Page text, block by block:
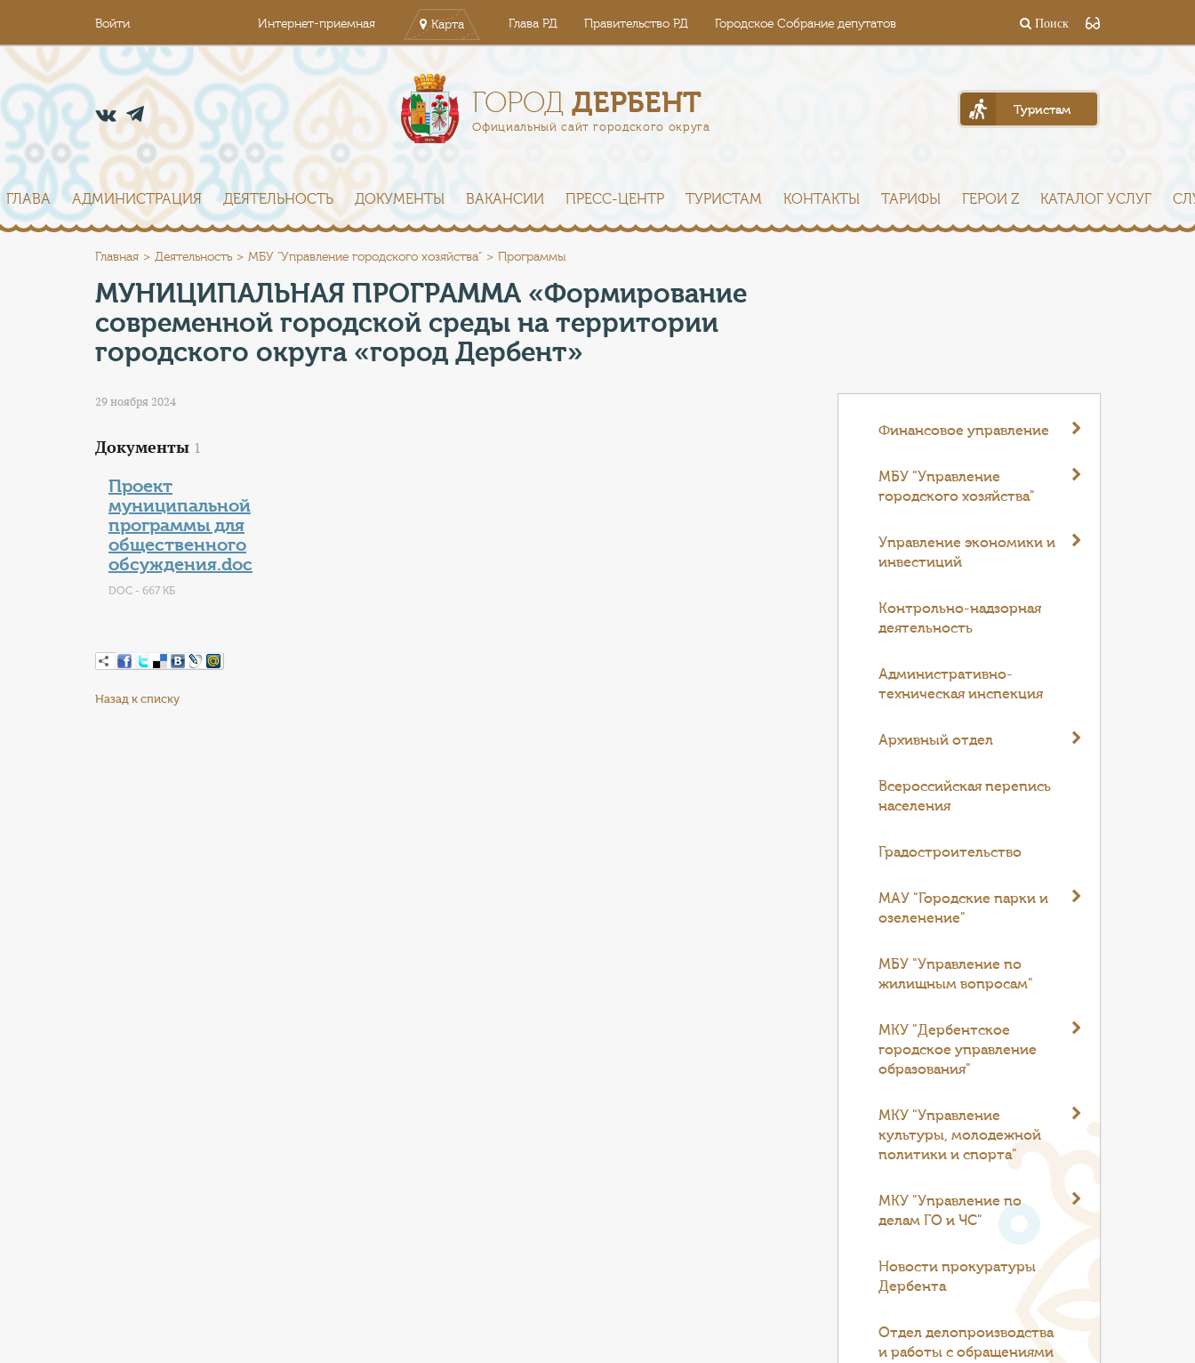
Войти Интернет-приемная Карта Глава РД Правительство РД Городское Собрание депутатов Поиск
ГОРОДДЕРБЕНТ
Официальный сайт городского округа
Туристам
ГЛАВА АДМИНИСТРАЦИЯ ДЕЯТЕЛЬНОСТЬ ДОКУМЕНТЫ ВАКАНСИИ ПРЕСС-ЦЕНТР ТУРИСТАМ КОНТАКТЫ ТАРИФЫ ГЕРОИ Z КАТАЛОГ УСЛУГ
Главная Деятельность МБУ "Управление городского хозяйства" Программы
МУНИЦИПАЛЬНАЯ ПРОГРАММА «Формирование
современной городской среды на территории
городского округа «город Дербент»
29 ноября 2024
Документы 1
Проект
муниципальной
программы для
общественного
обсуждения.doc
DOC - 667 КБ
Назад к списку
Финансовое управление
МБУ "Управление
городского хозяйства"
Управление экономики и
инвестиций
Контрольно-надзорная
деятельность
Административно-
техническая инспекция
Архивный отдел
Всероссийская перепись
населения
Градостроительство
МАУ "Городские парки и
озеленение"
МБУ "Управление по
жилищным вопросам"
МКУ "Дербентское
городское управление
образования"
МКУ "Управление
культуры, молодежной
политики и спорта"
МКУ "Управление по
делам ГО и ЧС"
Новости прокуратуры
Дербента
Отдел делопроизводства
и работы с обращениями